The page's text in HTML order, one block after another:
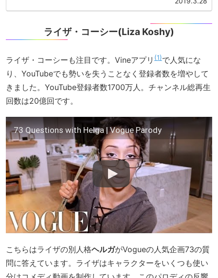
ライザ・コーシー(Liza Koshy)
ライザ・コーシーも注目です。Vineアプリ 1 で人気にな
り、YouTubeでも勢いを失うことなく登録者数を増やして
きました。YouTube登録者数1700万人。チャンネル総再生
回数は20億回です。
73 Questions with Helga | Vogue Parody
こちらはライザの別人格ヘルガがVogueの人気企画73の質
問に答えています。ライザはキャラクターをいくつも使い